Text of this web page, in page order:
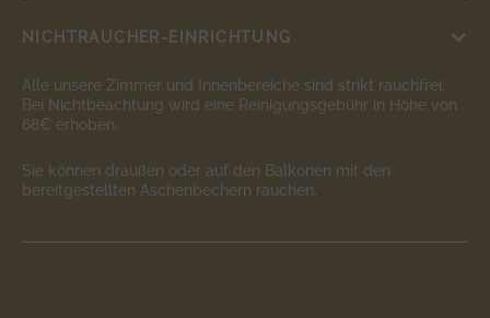
NICHTRAUCHER-EINRICHTUNG
Alle unsere Zimmer und Innenbereiche sind strikt rauchfrei.
Bei Nichtbeachtung wird eine Reinigungsgebühr in Höhe von
68€ erhoben.
Sie können draußen oder auf den Balkonen mit den
bereitgestellten Aschenbechern rauchen.